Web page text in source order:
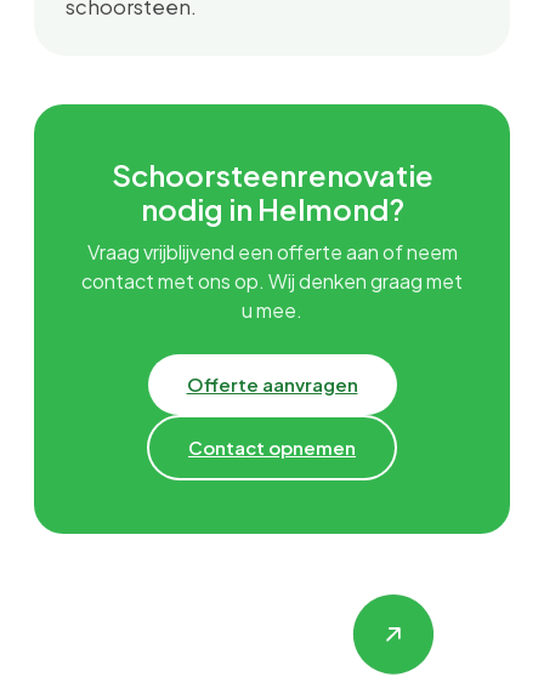
schoorsteen.
Schoorsteenrenovatie
nodig in Helmond?
Vraag vrijblijvend een offerte aan of neem
contact met ons op. Wij denken graag met
u mee.
Offerte aanvragen
Contact opnemen